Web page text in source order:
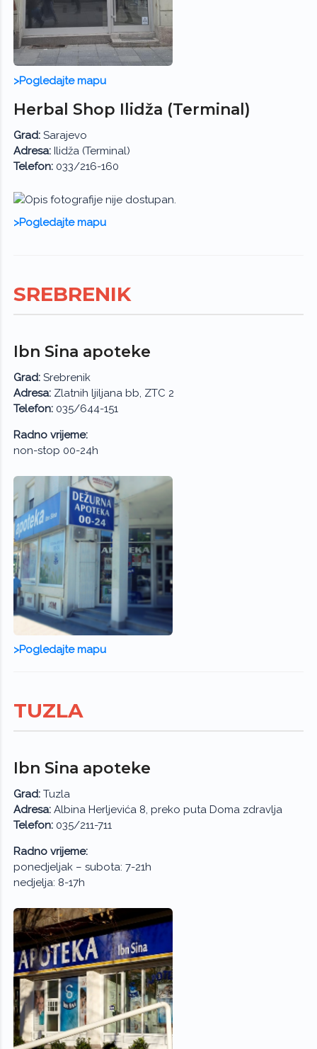
>Pogledajte mapu
Herbal Shop Ilidža (Terminal)
Grad: Sarajevo
Adresa: Ilidža (Terminal)
Telefon: 033/216-160
>Pogledajte mapu
SREBRENIK
Ibn Sina apoteke
Grad: Srebrenik
Adresa: Zlatnih ljiljana bb, ZTC 2
Telefon: 035/644-151
Radno vrijeme:
non-stop 00-24h
>Pogledajte mapu
TUZLA
Ibn Sina apoteke
Grad: Tuzla
Adresa: Albina Herljevića 8, preko puta Doma zdravlja
Telefon: 035/211-711
Radno vrijeme:
ponedjeljak – subota: 7-21h
nedjelja: 8-17h